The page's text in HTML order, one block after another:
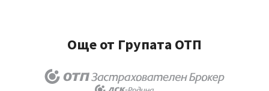
Още от Групата ОТП